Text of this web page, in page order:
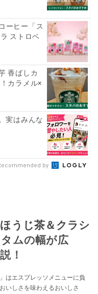
ーヒー「ス
ストロベ
香ばしカ
カラメル×
実はみんな
by
うじ茶＆クラシ
ムの幅が広
！
はエスプレッソメニューに負
いしさを味わえるおいしさ